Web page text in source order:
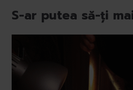
S-ar putea să-ți